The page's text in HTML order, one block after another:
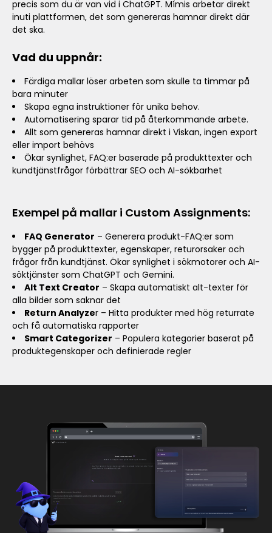
precis som du är van vid i ChatGPT. Mímis arbetar direkt
inuti plattformen, det som genereras hamnar direkt där
det ska.
Vad du uppnår:
Färdiga mallar löser arbeten som skulle ta timmar på
bara minuter
Skapa egna instruktioner för unika behov.
Automatisering sparar tid på återkommande arbete.
Allt som genereras hamnar direkt i Viskan, ingen export
eller import behövs
Ökar synlighet, FAQ:er baserade på produkttexter och
kundtjänstfrågor förbättrar SEO och AI-sökbarhet
Exempel på mallar i Custom Assignments:
FAQ Generator – Generera produkt-FAQ:er som
bygger på produkttexter, egenskaper, returorsaker och
frågor från kundtjänst. Ökar synlighet i sökmotorer och AI-
söktjänster som ChatGPT och Gemini.
Alt Text Creator – Skapa automatiskt alt-texter för
alla bilder som saknar det
Return Analyzer – Hitta produkter med hög returrate
och få automatiska rapporter
Smart Categorizer – Populera kategorier baserat på
produktegenskaper och definierade regler